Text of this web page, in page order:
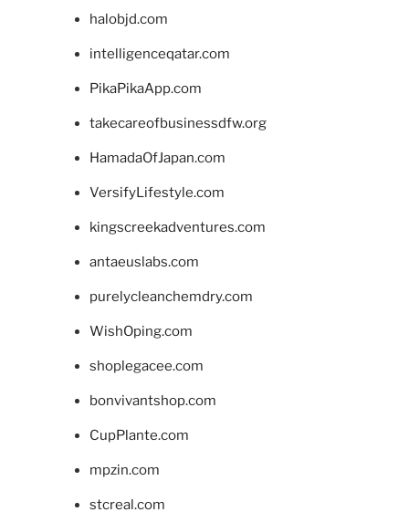
halobjd.com
intelligenceqatar.com
PikaPikaApp.com
takecareofbusinessdfw.org
HamadaOfJapan.com
VersifyLifestyle.com
kingscreekadventures.com
antaeuslabs.com
purelycleanchemdry.com
WishOping.com
shoplegacee.com
bonvivantshop.com
CupPlante.com
mpzin.com
stcreal.com